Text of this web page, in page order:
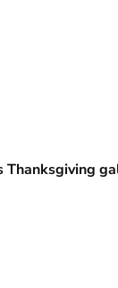
in de Basiliek
Thanksgiving